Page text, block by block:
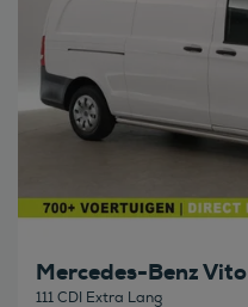
Mercedes-Benz Vito
111 CDI Extra Lang